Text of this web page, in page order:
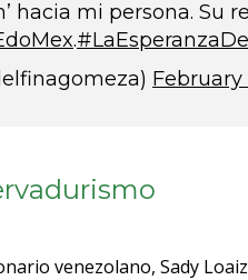
hacia mi persona. Su
.
February
venezolano, Sady